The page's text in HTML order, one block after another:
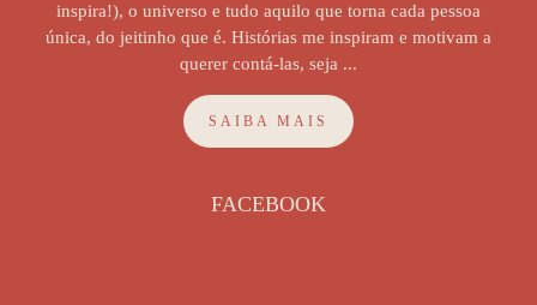
inspira!), o universo e tudo aquilo que torna cada pessoa
única, do jeitinho que é. Histórias me inspiram e motivam a
querer contá-las, seja ...
SAIBA MAIS
FACEBOOK